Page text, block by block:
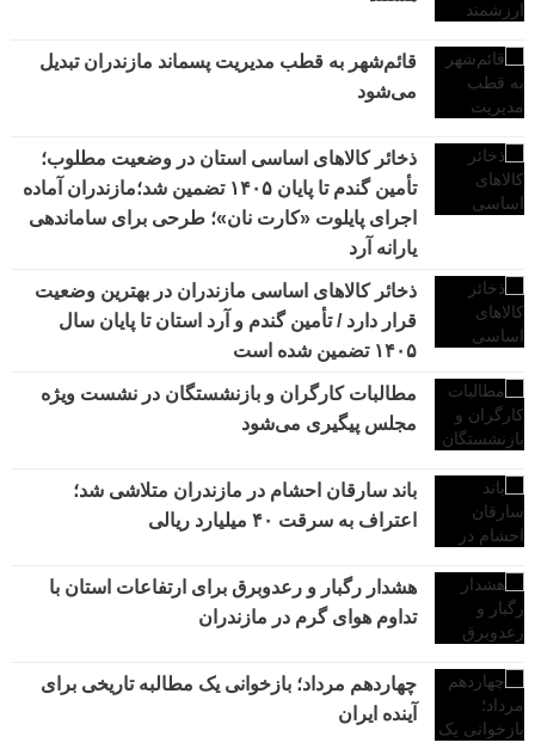
قائم‌شهر به قطب مدیریت پسماند مازندران تبدیل
می‌شود
ذخائر کالاهای اساسی استان در وضعیت مطلوب؛
تأمین گندم تا پایان ۱۴۰۵ تضمین شد؛مازندران آماده
اجرای پایلوت «کارت نان»؛ طرحی برای ساماندهی
یارانه آرد
ذخائر کالاهای اساسی مازندران در بهترین وضعیت
قرار دارد / تأمین گندم و آرد استان تا پایان سال
۱۴۰۵ تضمین شده است
مطالبات کارگران و بازنشستگان در نشست ویژه
مجلس پیگیری می‌شود
باند سارقان احشام در مازندران متلاشی شد؛
اعتراف به سرقت ۴۰ میلیارد ریالی
هشدار رگبار و رعدوبرق برای ارتفاعات استان با
تداوم هوای گرم در مازندران
چهاردهم مرداد؛ بازخوانی یک مطالبه تاریخی برای
آینده ایران